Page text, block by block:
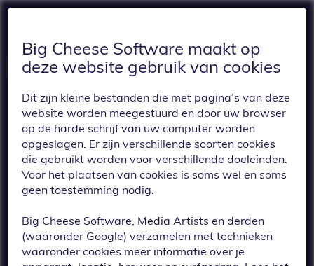
TERUG
Grote bestelling?
Groot gemak! Voor
Big Cheese Software maakt op
deze website gebruik van cookies
Dit zijn kleine bestanden die met pagina’s van deze
website worden meegestuurd en door uw browser
op de harde schrijf van uw computer worden
opgeslagen. Er zijn verschillende soorten cookies
die gebruikt worden voor verschillende doeleinden.
Voor het plaatsen van cookies is soms wel en soms
geen toestemming nodig.
Big Cheese Software, Media Artists en derden
(waaronder Google) verzamelen met technieken
waaronder cookies meer informatie over je